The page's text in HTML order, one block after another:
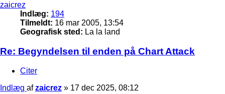
zaicrez
Indlæg: 194
Tilmeldt: 16 mar 2005, 13:54
Geografisk sted: La la land
Re: Begyndelsen til enden på Chart Attack
Citer
Indlæg afzaicrez » 17 dec 2025, 08:12